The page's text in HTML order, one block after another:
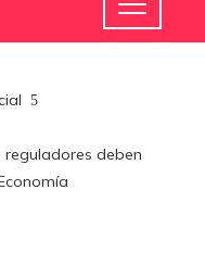
reguladores deben